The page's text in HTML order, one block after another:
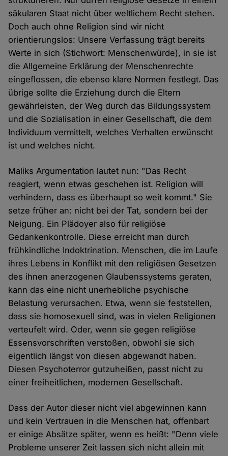
säkularen Staat nicht über weltlichem Recht stehen.
Doch auch ohne Religion sind wir nicht
orientierungslos: Unsere Verfassung trägt bereits
Werte in sich (Stichwort: Menschenwürde), in sie ist
die Allgemeine Erklärung der Menschenrechte
eingeflossen, die ebenso klare Normen festlegt. Das
übrige sollte die Erziehung durch die Eltern
gewährleisten, der Weg durch das Bildungssystem
und die Sozialisation in einer Gesellschaft, die dem
Individuum vermittelt, welches Verhalten erwünscht
ist und welches nicht.
Maliks Argumentation lautet nun: "Das Recht
reagiert, wenn etwas geschehen ist. Religion will
verhindern, dass es überhaupt so weit kommt." Sie
setze früher an: nicht bei der Tat, sondern bei der
Neigung. Ein Plädoyer also für religiöse
Gedankenkontrolle. Diese erreicht man durch
frühkindliche Indoktrination. Menschen, die im Laufe
ihres Lebens in Konflikt mit den religiösen Gesetzen
des ihnen anerzogenen Glaubenssystems geraten,
kann das eine nicht unerhebliche psychische
Belastung verursachen. Etwa, wenn sie feststellen,
dass sie homosexuell sind, was in vielen Religionen
verteufelt wird. Oder, wenn sie gegen religiöse
Essensvorschriften verstoßen, obwohl sie sich
eigentlich längst von diesen abgewandt haben.
Diesen Psychoterror gutzuheißen, passt nicht zu
einer freiheitlichen, modernen Gesellschaft.
Dass der Autor dieser nicht viel abgewinnen kann
und kein Vertrauen in die Menschen hat, offenbart
er einige Absätze später, wenn es heißt: "Denn viele
Probleme unserer Zeit lassen sich nicht allein mit